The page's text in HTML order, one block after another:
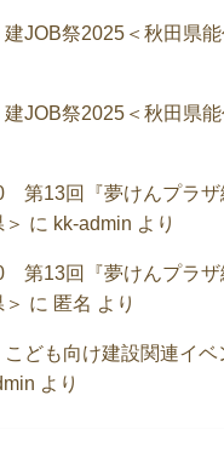
JOB祭2025＜秋田県能
JOB祭2025＜秋田県能
第13回『夢けんプラザ
に kk-admin より
第13回『夢けんプラザ
に 匿名 より
ども向け建設関連イベ
より